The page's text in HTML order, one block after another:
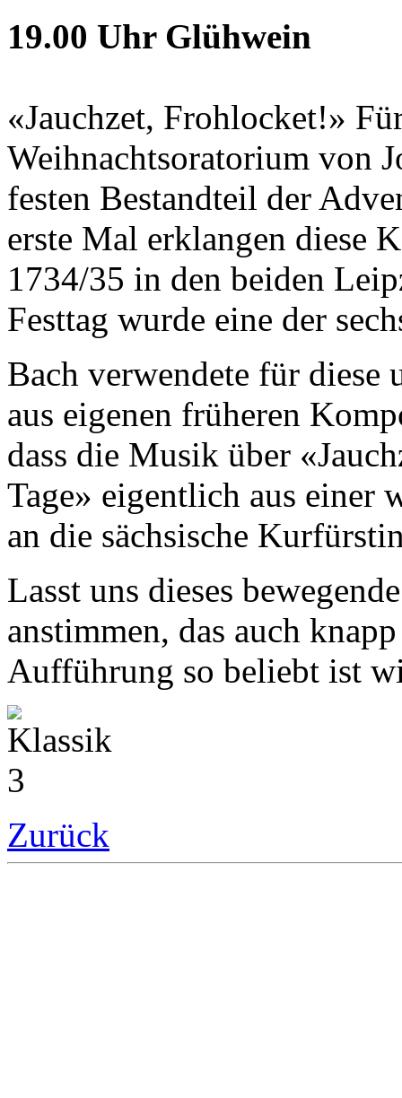
19.00 Uhr Glühwein
«Jauchzet, Frohlocket!»
Weihnachtsoratorium von
festen Bestandteil der
erste Mal erklangen diese
1734/35 in den beiden
Festtag wurde eine der
Bach verwendete für diese
aus eigenen früheren
dass die Musik über
Tage» eigentlich aus einer
an die sächsische
Lasst uns dieses
anstimmen, das auch
Aufführung so beliebt ist
Zurück